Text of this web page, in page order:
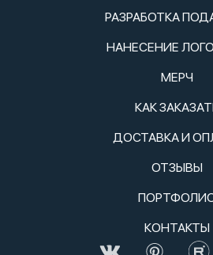
РАЗРАБОТКА
НАНЕСЕНИЕ
МЕРЧ
КАК
ДОСТАВКА И
ОТЗЫВЫ
КОНТАКТЫ